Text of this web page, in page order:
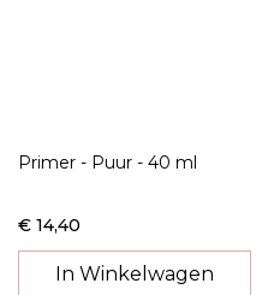
Primer - Puur - 40 ml
€ 14,40
In Winkelwagen